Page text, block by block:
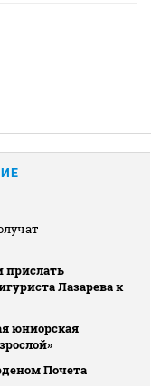
прислать
Лазарева к
юниорская
Почета